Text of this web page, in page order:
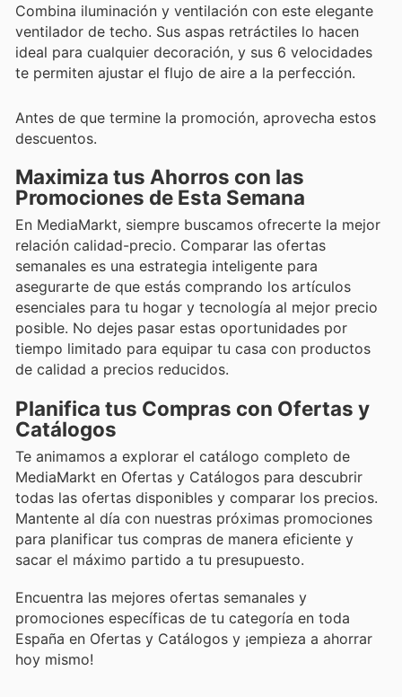
Combina iluminación y ventilación con este elegante
ventilador de techo. Sus aspas retráctiles lo hacen
ideal para cualquier decoración, y sus 6 velocidades
te permiten ajustar el flujo de aire a la perfección.
Antes de que termine la promoción, aprovecha estos
descuentos.
Maximiza tus Ahorros con las
Promociones de Esta Semana
En MediaMarkt, siempre buscamos ofrecerte la mejor
relación calidad-precio. Comparar las ofertas
semanales es una estrategia inteligente para
asegurarte de que estás comprando los artículos
esenciales para tu hogar y tecnología al mejor precio
posible. No dejes pasar estas oportunidades por
tiempo limitado para equipar tu casa con productos
de calidad a precios reducidos.
Planifica tus Compras con Ofertas y
Catálogos
Te animamos a explorar el catálogo completo de
MediaMarkt en Ofertas y Catálogos para descubrir
todas las ofertas disponibles y comparar los precios.
Mantente al día con nuestras próximas promociones
para planificar tus compras de manera eficiente y
sacar el máximo partido a tu presupuesto.
Encuentra las mejores ofertas semanales y
promociones específicas de tu categoría en toda
España en Ofertas y Catálogos y ¡empieza a ahorrar
hoy mismo!